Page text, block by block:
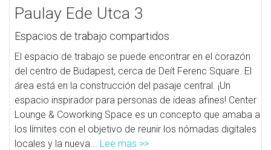
Paulay Ede Utca 3
Espacios de trabajo compartidos
El espacio de trabajo se puede encontrar en el corazón
del centro de Budapest, cerca de Deít Ferenc Square. El
área está en la construcción del pasaje central. ¡Un
espacio inspirador para personas de ideas afines! Center
Lounge & Coworking Space es un concepto que amaba a
los límites con el objetivo de reunir los nómadas digitales
locales y la nueva... Lee mas >>